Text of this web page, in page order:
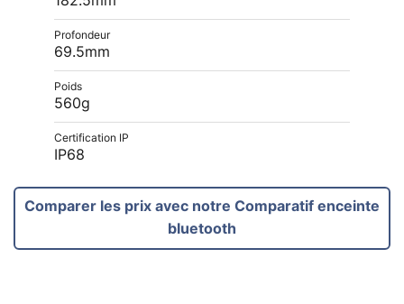
Profondeur
69.5mm
Poids
560g
Certification IP
IP68
Comparer les prix avec notre Comparatif enceinte
bluetooth